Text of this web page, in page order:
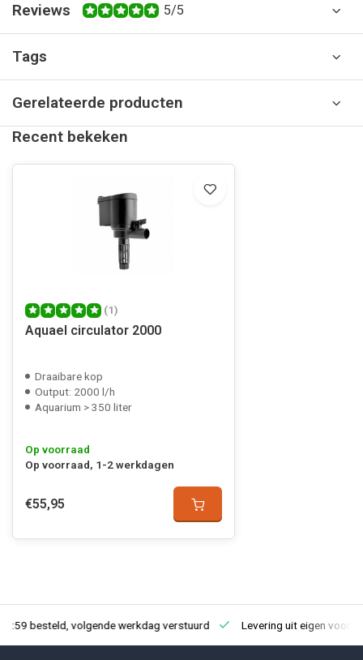
Reviews 5/5
Tags
Gerelateerde producten
Recent bekeken
(1)
Aquael circulator 2000
Draaibare kop
Output: 2000 l/h
Aquarium > 350 liter
Op voorraad
Op voorraad, 1-2 werkdagen
€55,95
besteld, volgende werkdag verstuurd Levering uit eigen